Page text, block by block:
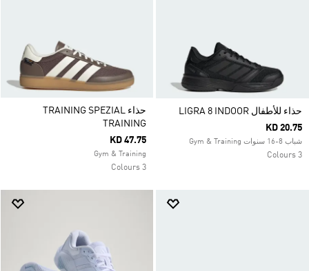
حذاء للأطفال LIGRA 8 INDOOR
KD 20.75
شباب 8-16 سنوات Gym & Training
3 Colours
حذاء TRAINING SPEZIAL
TRAINING
KD 47.75
Gym & Training
3 Colours